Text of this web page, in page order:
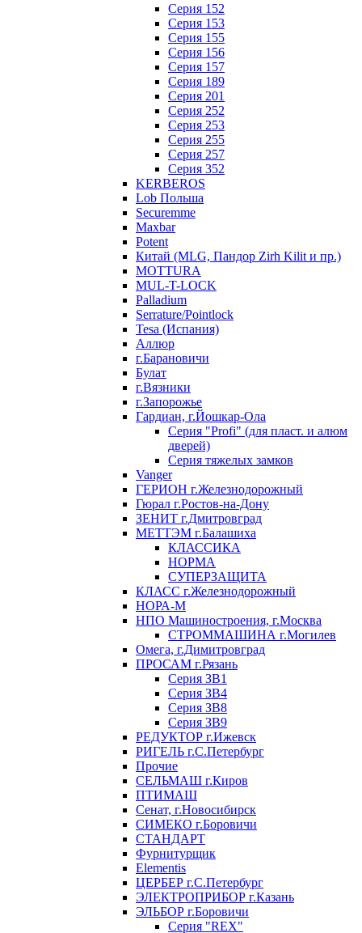
Серия 152
Серия 153
Серия 155
Серия 156
Серия 157
Серия 189
Серия 201
Серия 252
Серия 253
Серия 255
Серия 257
Серия 352
KERBEROS
Lob Польша
Securemme
Maxbar
Potent
Китай (MLG, Пандор Zirh Kilit и пр.)
MOTTURA
MUL-T-LOCK
Palladium
Serrature/Pointlock
Tesa (Испания)
Аллюр
г.Барановичи
Булат
г.Вязники
г.Запорожье
Гардиан, г.Йошкар-Ола
Серия "Profi" (для пласт. и алюм
дверей)
Серия тяжелых замков
Vanger
ГЕРИОН г.Железнодорожный
Гюрал г.Ростов-на-Дону
ЗЕНИТ г.Дмитровград
МЕТТЭМ г.Балашиха
КЛАССИКА
НОРМА
СУПЕРЗАЩИТА
КЛАСС г.Железнодорожный
НОРА-М
НПО Машиностроения, г.Москва
СТРОММАШИНА г.Могилев
Омега, г.Димитровград
ПРОСАМ г.Рязань
Серия ЗВ1
Серия ЗВ4
Серия ЗВ8
Серия ЗВ9
РЕДУКТОР г.Ижевск
РИГЕЛЬ г.С.Петербург
Прочие
СЕЛЬМАШ г.Киров
ПТИМАШ
Сенат, г.Новосибирск
СИМЕКО г.Боровичи
СТАНДАРТ
Фурнитурщик
Elementis
ЦЕРБЕР г.С.Петербург
ЭЛЕКТРОПРИБОР г.Казань
ЭЛЬБОР г.Боровичи
Серия "REX"